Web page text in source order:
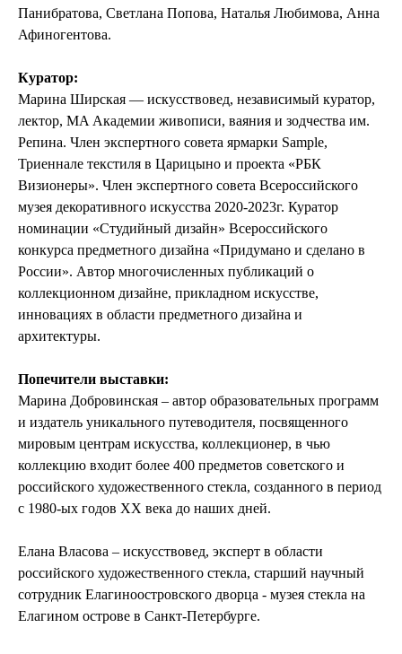
Панибратова, Светлана Попова, Наталья Любимова, Анна
Афиногентова.
Куратор:
Марина Ширская — искусствовед, независимый куратор,
лектор, MA Академии живописи, ваяния и зодчества им.
Репина. Член экспертного совета ярмарки Sample,
Триеннале текстиля в Царицыно и проекта «РБК
Визионеры». Член экспертного совета Всероссийского
музея декоративного искусства 2020-2023г. Куратор
номинации «Студийный дизайн» Всероссийского
конкурса предметного дизайна «Придумано и сделано в
России». Автор многочисленных публикаций о
коллекционном дизайне, прикладном искусстве,
инновациях в области предметного дизайна и
архитектуры.
Попечители выставки:
Марина Добровинская – автор образовательных программ
и издатель уникального путеводителя, посвященного
мировым центрам искусства, коллекционер, в чью
коллекцию входит более 400 предметов советского и
российского художественного стекла, созданного в период
с 1980-ых годов XX века до наших дней.
Елана Власова – искусствовед, эксперт в области
российского художественного стекла, старший научный
сотрудник Елагиноостровского дворца - музея стекла на
Елагином острове в Санкт-Петербурге.